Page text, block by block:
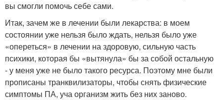
вы смогли помочь себе сами.
Итак, зачем же в лечении были лекарства: в моем
состоянии уже нельзя было ждать, нельзя было уже
«опереться» в лечении на здоровую, сильную часть
психики, которая бы «вытянула» бы за собой остальную
- у меня уже не было такого ресурса. Поэтому мне были
прописаны транквилизаторы, чтобы снять физические
симптомы ПА, уча организм жить без них заново.